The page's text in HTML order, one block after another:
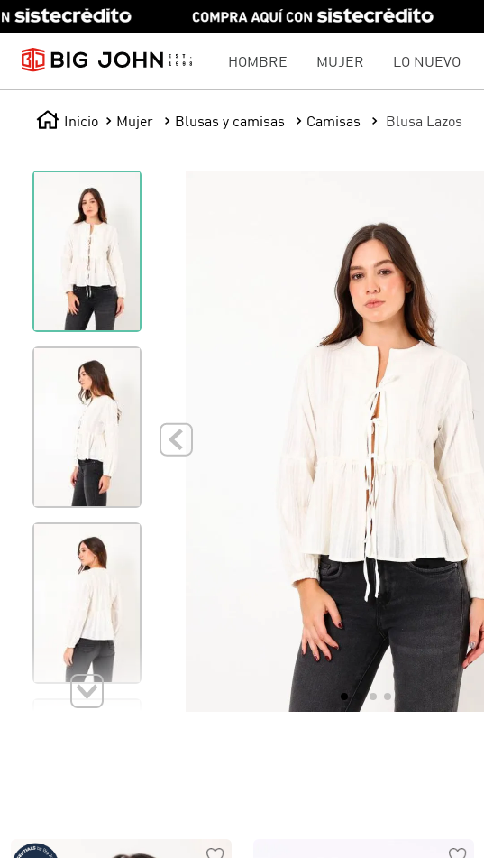
HOMBRE MUJER LO NUEVO
Mujer Blusas y camisas Camisas Blusa Lazos